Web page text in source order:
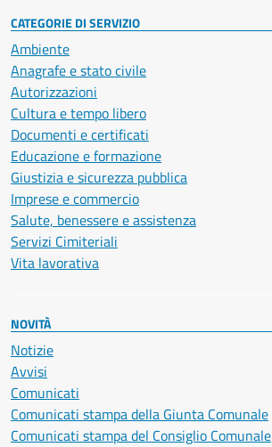
CATEGORIE DI SERVIZIO
Ambiente
Anagrafe e stato civile
Autorizzazioni
Cultura e tempo libero
Documenti e certificati
Educazione e formazione
Giustizia e sicurezza pubblica
Imprese e commercio
Salute, benessere e assistenza
Servizi Cimiteriali
Vita lavorativa
NOVITÀ
Notizie
Avvisi
Comunicati
Comunicati stampa della Giunta Comunale
Comunicati stampa del Consiglio Comunale